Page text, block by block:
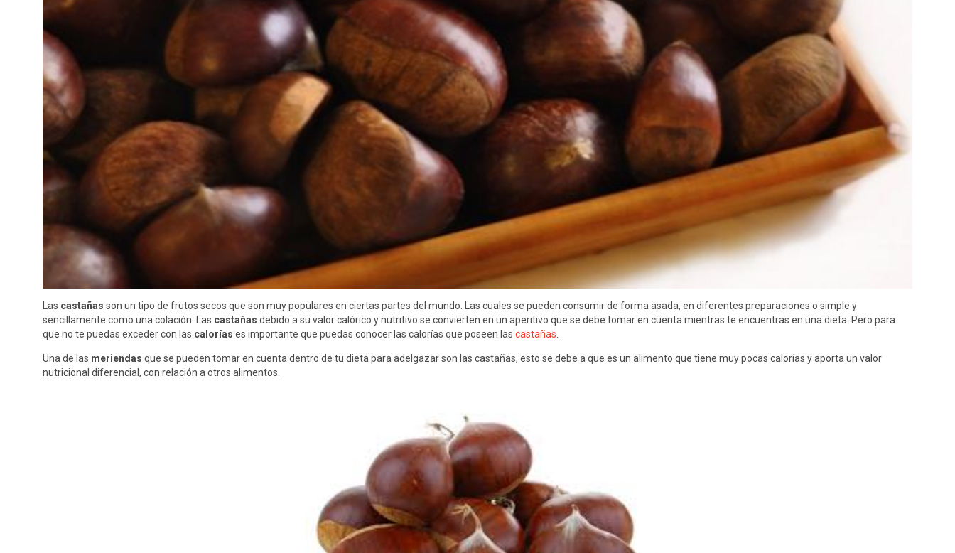
Las castañas son un tipo de frutos secos que son muy populares en ciertas partes del mundo. Las cuales se pueden consumir de forma asada, en diferentes preparaciones o simple y
sencillamente como una colación. Las castañas debido a su valor calórico y nutritivo se convierten en un aperitivo que se debe tomar en cuenta mientras te encuentras en una dieta. Pero para
que no te puedas exceder con las calorías es importante que puedas conocer las calorías que poseen las castañas
Una de las meriendas que se pueden tomar en cuenta dentro de tu dieta para adelgazar son las castañas, esto se debe a que es un alimento que tiene muy pocas calorías y aporta un valor
nutricional diferencial, con relación a otros alimentos.